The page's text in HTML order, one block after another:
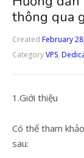
thông qua
Created February
CategoryVPS,
1.Giới thiệu
Có thể tham
sau: